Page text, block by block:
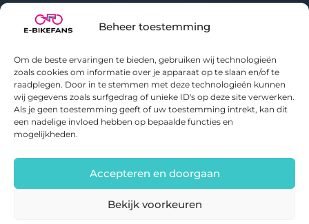
Beheer toestemming
Om de beste ervaringen te bieden, gebruiken wij technologieën
zoals cookies om informatie over je apparaat op te slaan en/of te
raadplegen. Door in te stemmen met deze technologieën kunnen
wij gegevens zoals surfgedrag of unieke ID's op deze site verwerken.
Als je geen toestemming geeft of uw toestemming intrekt, kan dit
een nadelige invloed hebben op bepaalde functies en
mogelijkheden.
Accepteren en doorgaan
Bekijk voorkeuren
Alle reviews
Vergelijken
OVER ONS
Over E-bikefans
Contact
Privacybeleid
© 2020-2026 E-bikefans. Alle rechten voorbehouden.